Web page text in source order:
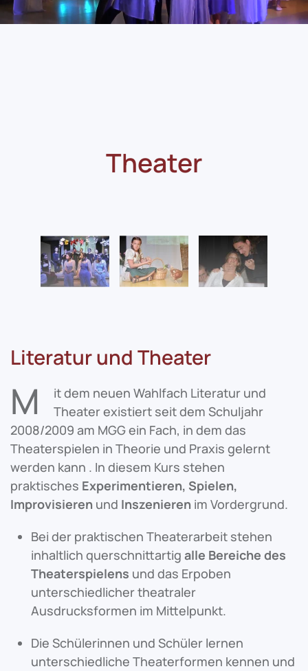
Theater
Literatur und Theater
M
it dem neuen Wahlfach Literatur und
Theater existiert seit dem Schuljahr
2008/2009 am MGG ein Fach, in dem das
Theaterspielen in Theorie und Praxis gelernt
werden kann . In diesem Kurs stehen
praktisches Experimentieren, Spielen,
Improvisieren und Inszenieren im Vordergrund.
Bei der praktischen Theaterarbeit stehen
inhaltlich querschnittartig alle Bereiche des
Theaterspielens und das Erpoben
unterschiedlicher theatraler
Ausdrucksformen im Mittelpunkt.
Die Schülerinnen und Schüler lernen
unterschiedliche Theaterformen kennen und